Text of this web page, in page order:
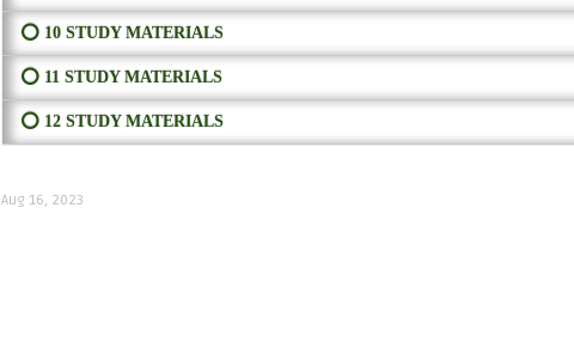
⭕ 10 STUDY MATERIALS
⭕ 11 STUDY MATERIALS
⭕ 12 STUDY MATERIALS
Aug 16, 2023